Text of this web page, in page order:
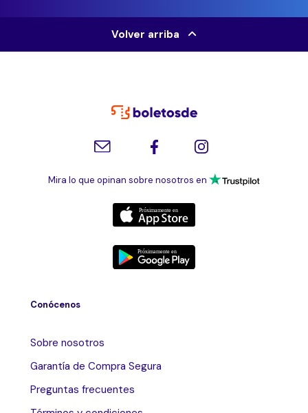
Volver arriba
Mira lo que opinan sobre nosotros en
Conócenos
Sobre nosotros
Garantía de Compra Segura
Preguntas frecuentes